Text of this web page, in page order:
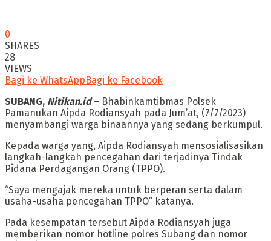
0
SHARES
28
VIEWS
Bagi ke WhatsAppBagi ke Facebook
SUBANG, Nitikan.id– Bhabinkamtibmas Polsek
Pamanukan Aipda Rodiansyah pada Jum’at, (7/7/2023)
menyambangi warga binaannya yang sedang berkumpul.
Kepada warga yang, Aipda Rodiansyah mensosialisasikan
langkah-langkah pencegahan dari terjadinya Tindak
Pidana Perdagangan Orang (TPPO).
“Saya mengajak mereka untuk berperan serta dalam
usaha-usaha pencegahan TPPO” katanya.
Pada kesempatan tersebut Aipda Rodiansyah juga
memberikan nomor hotline polres Subang dan nomor